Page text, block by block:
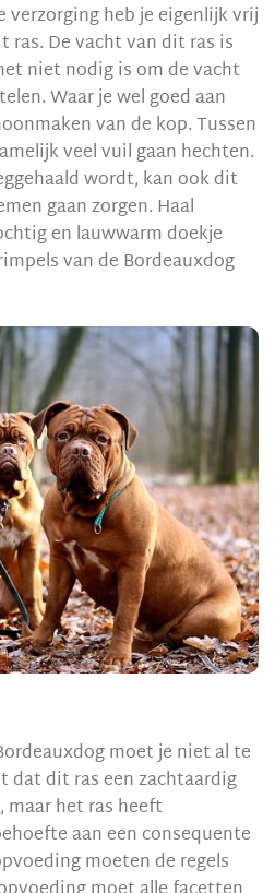
verzorging heb je eigenlijk vrij
De vacht van dit ras is
niet nodig is om de vacht
Waar je wel goed aan
van de kop. Tussen
veel vuil gaan hechten.
wordt, kan ook dit
gaan zorgen. Haal
en lauwwarm doekje
van de Bordeauxdog
moet je niet al te
dit ras een zachtaardig
het ras heeft
aan een consequente
moeten de regels